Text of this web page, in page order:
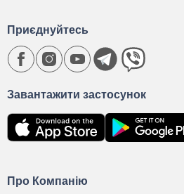
Про Компанію
Завантажити застосунок
Приєднуйтесь